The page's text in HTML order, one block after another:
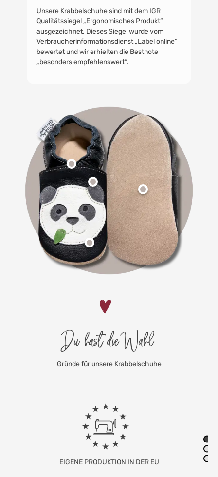
Unsere Krabbelschuhe sind mit dem IGR
Qualitätssiegel „Ergonomisches Produkt“
ausgezeichnet. Dieses Siegel wurde vom
Verbraucherinformationsdienst „Label online“
bewertet und wir erhielten die Bestnote
„besonders empfehlenswert“.
Du hast die Wahl
Gründe für unsere Krabbelschuhe
EIGENE PRODUKTION IN DER EU